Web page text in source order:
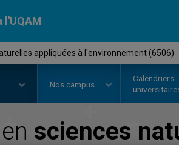
l'UQAM
appliquées à l'environnement (6506)
Nos campus
Calendriers
sciences